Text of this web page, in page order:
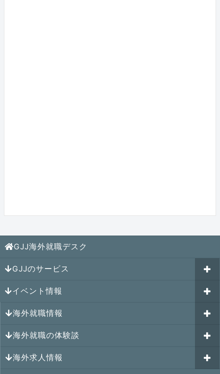
GJJ海外就職デスク
GJJのサービス
海外就職カウンセリング
はじめての海外就職セミナー
キャリアパスポートAI
GJJキャリア伴走プログラム
イベント情報
参加受付中のイベント
過去のイベント一覧
海外就職情報
アメリカの就職情報
カナダの就職情報
海外就職の体験談
海外就職その後の体験談
海外求人情報